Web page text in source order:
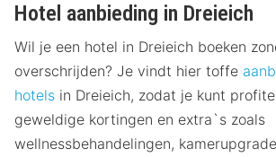
Hotel aanbieding in Dreieich
Wil je een hotel in Dreieich boeken
overschrijden? Je vindt hier toffe
hotels in Dreieich, zodat je kunt
geweldige kortingen en extra`s zoals
wellnessbehandelingen,